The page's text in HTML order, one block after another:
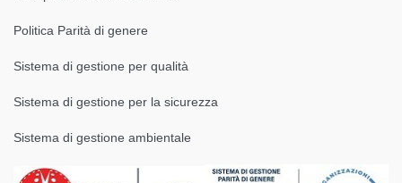
Politica Parità di genere
Sistema di gestione per qualità
Sistema di gestione per la sicurezza
Sistema di gestione ambientale